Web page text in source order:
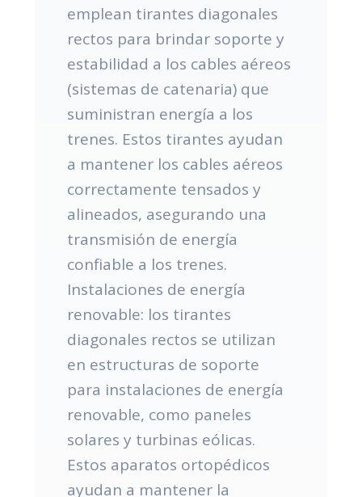
emplean tirantes diagonales
rectos para brindar soporte y
estabilidad a los cables aéreos
(sistemas de catenaria) que
suministran energía a los
trenes. Estos tirantes ayudan
a mantener los cables aéreos
correctamente tensados y
alineados, asegurando una
transmisión de energía
confiable a los trenes.
Instalaciones de energía
renovable: los tirantes
diagonales rectos se utilizan
en estructuras de soporte
para instalaciones de energía
renovable, como paneles
solares y turbinas eólicas.
Estos aparatos ortopédicos
ayudan a mantener la